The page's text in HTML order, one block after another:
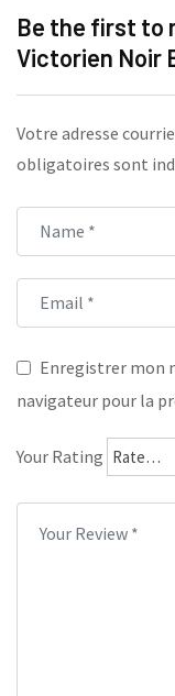
Be the first to
Victorien Noir
Votre adresse
obligatoires sont
Enregistrer mon
navigateur pour la
Your Rating